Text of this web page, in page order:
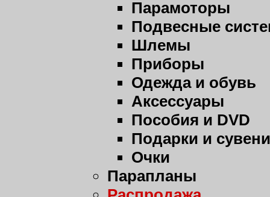
Парамоторы
Подвесные
Шлемы
Приборы
Одежда и обувь
Аксессуары
Пособия и DVD
Подарки и
Очки
Парапланы